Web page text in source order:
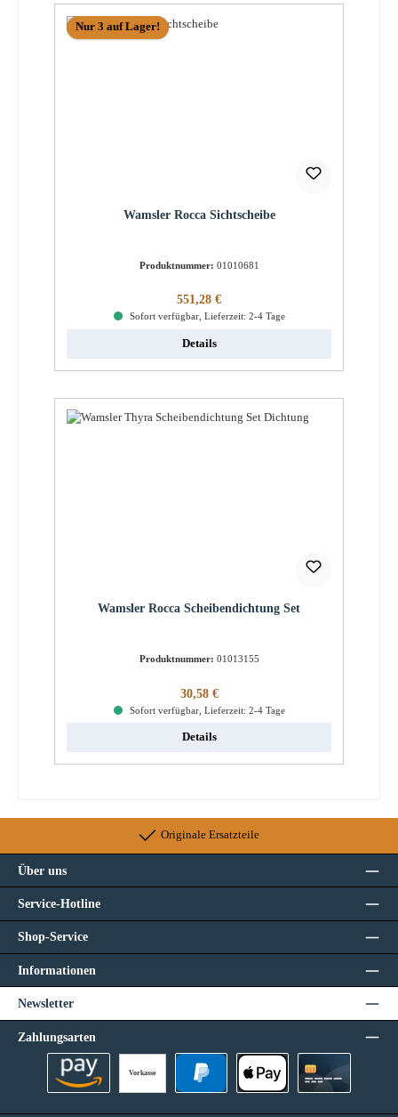
Nur 3 auf Lager!
Wamsler Rocca Sichtscheibe
Produktnummer: 01010681
Regulärer Preis:
551,28 €
Sofort verfügbar, Lieferzeit: 2-4 Tage
Details
Wamsler Rocca Scheibendichtung Set
Produktnummer: 01013155
Regulärer Preis:
30,58 €
Sofort verfügbar, Lieferzeit: 2-4 Tage
Details
Originale Ersatzteile
Über uns
Service-Hotline
Shop-Service
Informationen
Newsletter
Zahlungsarten
Vorkasse